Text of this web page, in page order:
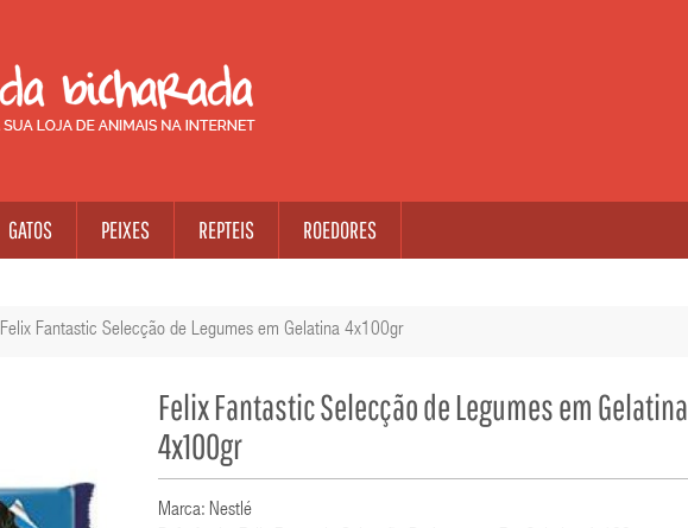
GATOS PEIXES REPTEIS ROEDORES
Felix Fantastic Selecção de Legumes em Gelatina 4x100gr
Felix Fantastic Selecção de Legumes em Gelatina
4x100gr
Marca: Nestlé